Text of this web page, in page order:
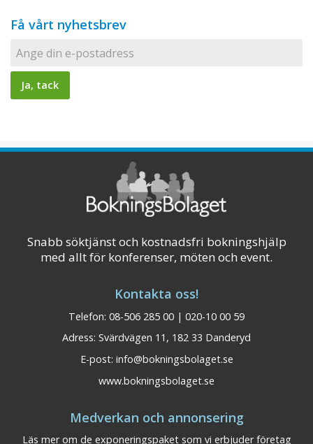
Få vårt nyhetsbrev
Snabb söktjänst och kostnadsfri bokningshjälp
med allt för konferenser, möten och event.
Kontakta oss!
Telefon: 08-506 285 00 | 020-10 00 59
Adress: Svärdvägen 11, 182 33 Danderyd
E-post: info@bokningsbolaget.se
www.bokningsbolaget.se
Medverkan och annonsering
Läs mer om de exponeringspaket som vi erbjuder företag